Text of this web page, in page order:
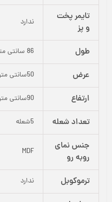
تایمر پخت
و پز
ندارد
طول 86 سانتی متر
عرض 50سانتی متر
ارتفاع 90سانتی متر
تعداد شعله 5شعله
جنس نمای
روبه رو
MDF
ترموکوبل ندارد